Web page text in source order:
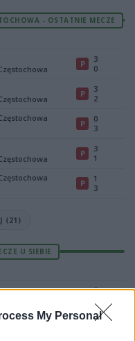
My Personal
- OSTATNIE MECZE
P
3
0
P
3
2
P
0
3
P
3
1
P
1
3
(21)
U SIEBIE
2
0